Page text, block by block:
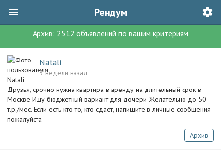
Рендум
Архив: 2512 объявлений по вашим критериям
Natali
3 недели назад
Друзья, срочно нужна квартира в аренду на длительный срок в
Москве Ищу бюджетный вариант для дочери. Желательно до 50
т.р./мес. Если есть кто-то, кто сдает, напишите в личные сообщения
пожалуйста
Архив